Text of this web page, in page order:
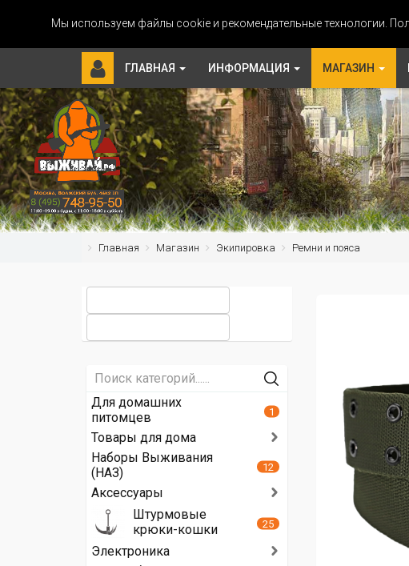
Мы используем файлы cookie и рекомендательные технологии.
ГЛАВНАЯ ИНФОРМАЦИЯ МАГАЗИН
Главная Магазин Экипировка Ремни и пояса
Для домашних
питомцев
1
Товары для дома
Наборы Выживания
(НАЗ)
12
Аксессуары
Штурмовые
крюки-кошки
25
Электроника